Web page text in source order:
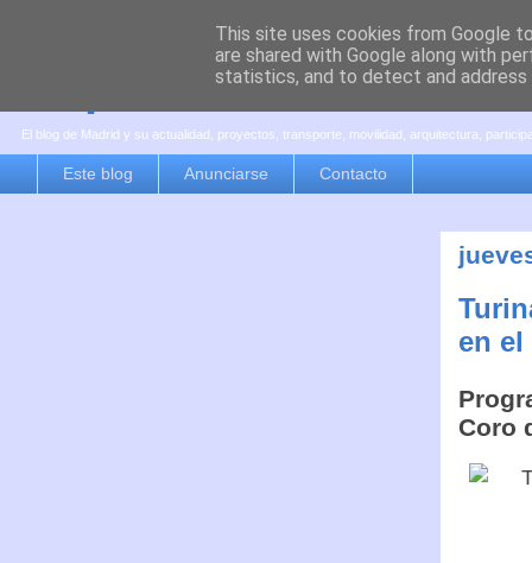
es por madrid
El blog de Madrid y su actualidad, proyectos, transporte, movilidad, arquitectura,
Este blog Anunciarse Contacto
en
Coro
This site uses cookies from Google
are shared with Google along with
statistics, and to detect and address